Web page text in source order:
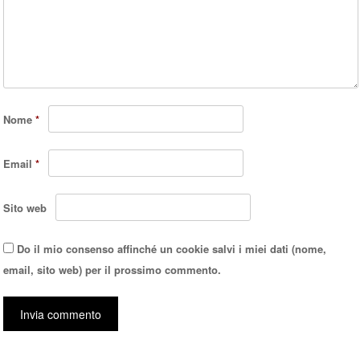
Nome*
Email*
Sito web
Do il mio consenso affinché un cookie salvi i miei dati (nome,
email, sito web) per il prossimo commento.